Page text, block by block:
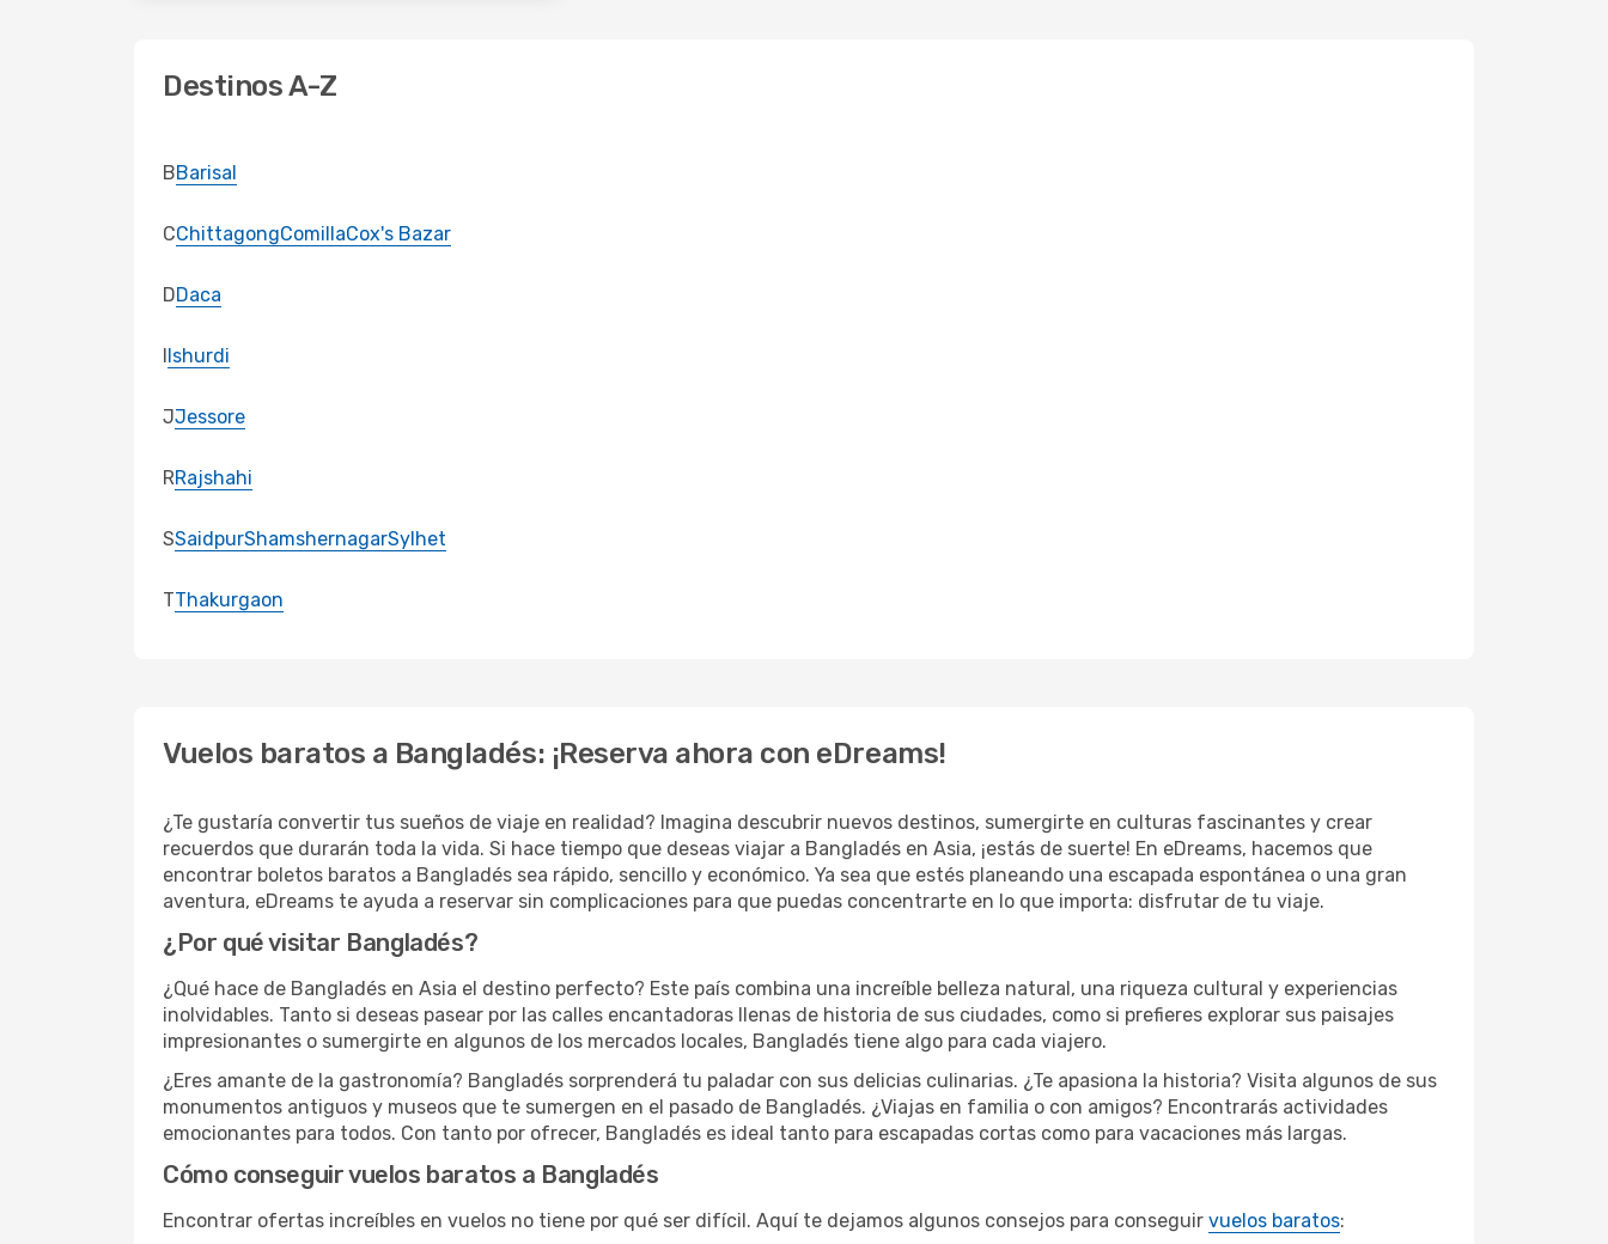
Destinos A-Z
BBarisal
CChittagongComillaCox's Bazar
DDaca
IIshurdi
JJessore
RRajshahi
SSaidpurShamshernagarSylhet
TThakurgaon
Vuelos baratos a Bangladés: ¡Reserva ahora con eDreams!
¿Te gustaría convertir tus sueños de viaje en realidad? Imagina descubrir nuevos destinos, sumergirte en culturas fascinantes y crear
recuerdos que durarán toda la vida. Si hace tiempo que deseas viajar a Bangladés en Asia, ¡estás de suerte! En eDreams, hacemos que
encontrar boletos baratos a Bangladés sea rápido, sencillo y económico. Ya sea que estés planeando una escapada espontánea o una gran
aventura, eDreams te ayuda a reservar sin complicaciones para que puedas concentrarte en lo que importa: disfrutar de tu viaje.
¿Por qué visitar Bangladés?
¿Qué hace de Bangladés en Asia el destino perfecto? Este país combina una increíble belleza natural, una riqueza cultural y experiencias
inolvidables. Tanto si deseas pasear por las calles encantadoras llenas de historia de sus ciudades, como si prefieres explorar sus paisajes
impresionantes o sumergirte en algunos de los mercados locales, Bangladés tiene algo para cada viajero.
¿Eres amante de la gastronomía? Bangladés sorprenderá tu paladar con sus delicias culinarias. ¿Te apasiona la historia? Visita algunos de sus
monumentos antiguos y museos que te sumergen en el pasado de Bangladés. ¿Viajas en familia o con amigos? Encontrarás actividades
emocionantes para todos. Con tanto por ofrecer, Bangladés es ideal tanto para escapadas cortas como para vacaciones más largas.
Cómo conseguir vuelos baratos a Bangladés
Encontrar ofertas increíbles en vuelos no tiene por qué ser difícil. Aquí te dejamos algunos consejos para conseguir vuelos baratos: